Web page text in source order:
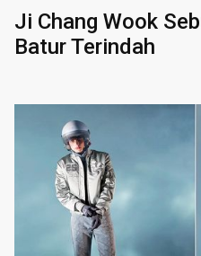
Ji Chang Wook
Batur Terindah